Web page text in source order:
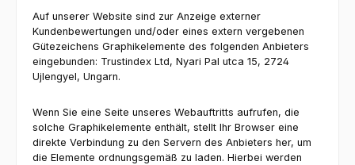
Auf unserer Website sind zur Anzeige externer
Kundenbewertungen und/oder eines extern vergebenen
Gütezeichens Graphikelemente des folgenden Anbieters
eingebunden: Trustindex Ltd, Nyari Pal utca 15, 2724
Ujlengyel, Ungarn.
Wenn Sie eine Seite unseres Webauftritts aufrufen, die
solche Graphikelemente enthält, stellt Ihr Browser eine
direkte Verbindung zu den Servern des Anbieters her, um
die Elemente ordnungsgemäß zu laden. Hierbei werden